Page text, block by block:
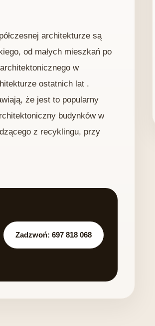
architekturze są
od małych mieszkań po
w
ostatnich lat .
że jest to popularny
budynków w
z recyklingu, przy
Zadzwoń: 697 818 068